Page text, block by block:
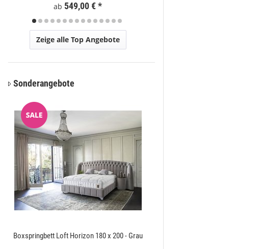
ab 549,00 €*
Zeige alle Top Angebote
Sonderangebote
Boxspringbett Loft Horizon 180 x 200 - Grau